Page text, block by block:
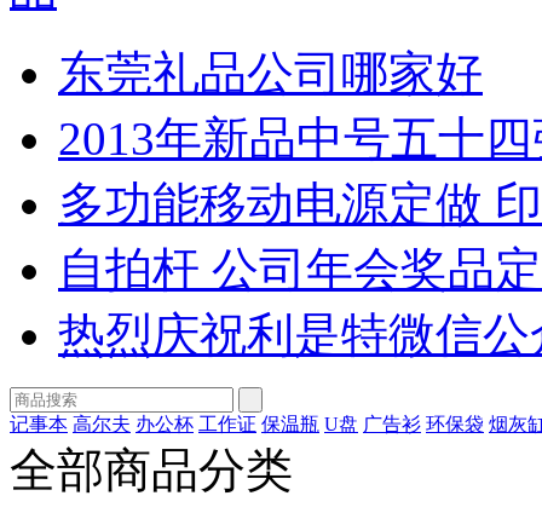
东莞礼品公司哪家好
2013年新品中号五十
多功能移动电源定做
自拍杆 公司年会奖品
热烈庆祝利是特微信
记事本 高尔夫 办公杯 工作证 保温瓶 U盘 广告衫 环保袋 烟灰
全部商品分类